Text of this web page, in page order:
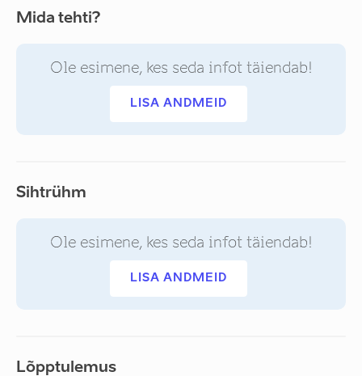
Mida tehti?
Ole esimene, kes seda infot täiendab!
LISA ANDMEID
Sihtrühm
Ole esimene, kes seda infot täiendab!
LISA ANDMEID
Lõpptulemus